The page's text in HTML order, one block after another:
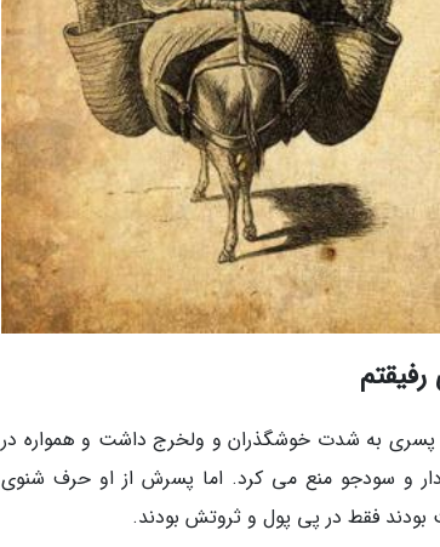
پسری به شدت خوشگذران و ولخرج داشت و همواره در
و سودجو منع می کرد. اما پسرش از او حرف شنوی
فقط در پی پول و ثروتش بودند.